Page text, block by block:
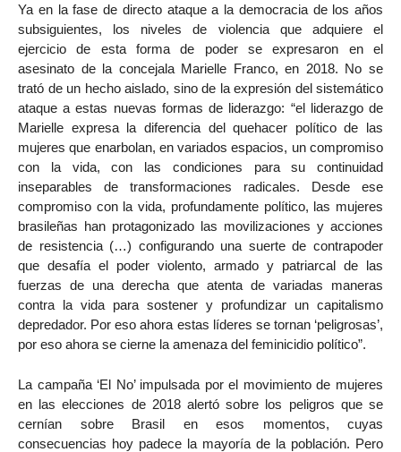
Ya en la fase de directo ataque a la democracia de los años
subsiguientes, los niveles de violencia que adquiere el
ejercicio de esta forma de poder se expresaron en el
asesinato de la concejala Marielle Franco, en 2018. No se
trató de un hecho aislado, sino de la expresión del sistemático
ataque a estas nuevas formas de liderazgo: “el liderazgo de
Marielle expresa la diferencia del quehacer político de las
mujeres que enarbolan, en variados espacios, un compromiso
con la vida, con las condiciones para su continuidad
inseparables de transformaciones radicales. Desde ese
compromiso con la vida, profundamente político, las mujeres
brasileñas han protagonizado las movilizaciones y acciones
de resistencia (…) configurando una suerte de contrapoder
que desafía el poder violento, armado y patriarcal de las
fuerzas de una derecha que atenta de variadas maneras
contra la vida para sostener y profundizar un capitalismo
depredador. Por eso ahora estas líderes se tornan ‘peligrosas’,
por eso ahora se cierne la amenaza del feminicidio político”.
La campaña ‘El No’ impulsada por el movimiento de mujeres
en las elecciones de 2018 alertó sobre los peligros que se
cernían sobre Brasil en esos momentos, cuyas
consecuencias hoy padece la mayoría de la población. Pero